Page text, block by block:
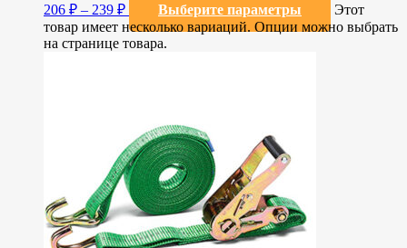
206 ₽ – 239 ₽ Выберите параметры
Этот
товар имеет несколько вариаций. Опции можно выбрать
на странице товара.